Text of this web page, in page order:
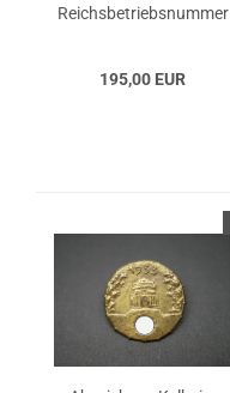
Reichsbetriebsnummer
195,00 EUR